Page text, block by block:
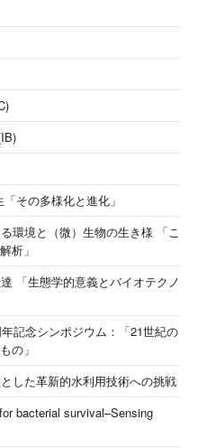
その多様化と進化」
環境と（微）生物の生き様 「こ
析」
「生態学的意義とバイオテクノ
記念シンポジウム：「21世紀の
の」
した革新的水利用技術への挑戦
bacterial survival–Sensing